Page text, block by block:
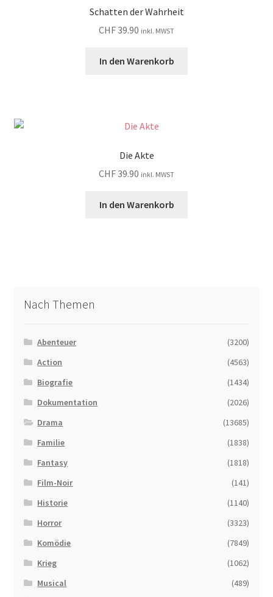
Schatten der Wahrheit
CHF39.90 inkl. MWST
In den Warenkorb
Die Akte
CHF39.90 inkl. MWST
In den Warenkorb
Nach Themen
Abenteuer
(3200)
Action
(4563)
Biografie
(1434)
Dokumentation
(2026)
Drama
(13685)
Familie
(1838)
Fantasy
(1818)
Film-Noir
(141)
Historie
(1140)
Horror
(3323)
Komödie
(7849)
Krieg
(1062)
Musical
(489)